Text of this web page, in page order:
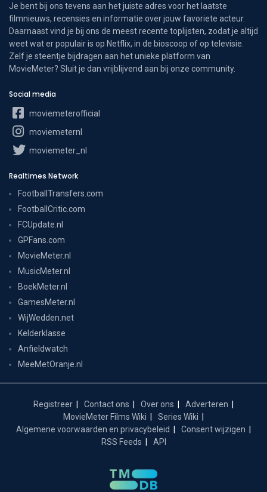
Je bent bij ons tevens aan het juiste adres voor het laatste
filmnieuws, recensies en informatie over jouw favoriete acteur.
Daarnaast vind je bij ons de meest recente toplijsten, zodat je altijd
weet wat er populair is op Netflix, in de bioscoop of op televisie.
Zelf je steentje bijdragen aan het unieke platform van
MovieMeter? Sluit je dan vrijblijvend aan bij onze community.
Social media
moviemeterofficial
moviemeternl
moviemeter_nl
Realtimes Network
FootballTransfers.com
FootballCritic.com
FCUpdate.nl
GPFans.com
MovieMeter.nl
MusicMeter.nl
BoekMeter.nl
GamesMeter.nl
WijWedden.net
Kelderklasse
Anfieldwatch
MeeMetOranje.nl
Registreer Contact ons Over ons
Adverteren
MovieMeter Films Wiki
Series Wiki
Algemene voorwaarden en privacybeleid
Consent wijzigen
RSS Feeds
API